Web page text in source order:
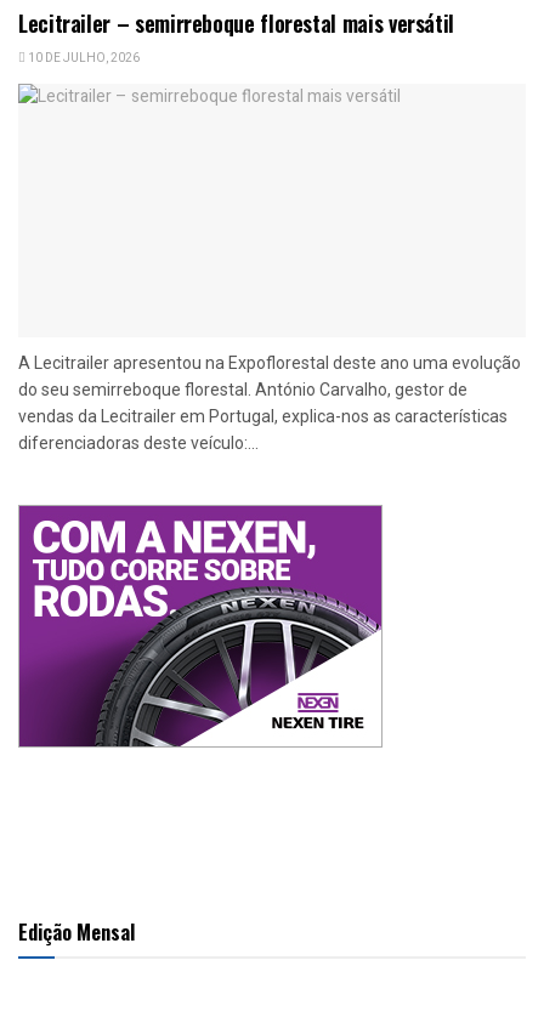
Lecitrailer – semirreboque florestal mais versátil
10 DE JULHO, 2026
A Lecitrailer apresentou na Expoflorestal deste ano uma evolução
do seu semirreboque florestal. António Carvalho, gestor de
vendas da Lecitrailer em Portugal, explica-nos as características
diferenciadoras deste veículo:...
Edição Mensal